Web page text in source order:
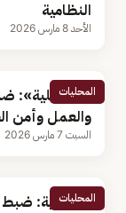
النظامية
الأحد 8 مارس 2026
المحليات
والعمل وأمن
السبت 7 مارس 2026
المحليات